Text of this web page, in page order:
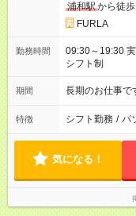
浦和駅から徒
FURLA
勤務時間
09:30～19:30 実働7.5時間／休憩1.5時間 営業時間に合わせた
シフト制
期間 長期のお仕事で
特徴 シフト勤務 / パ
気になる！